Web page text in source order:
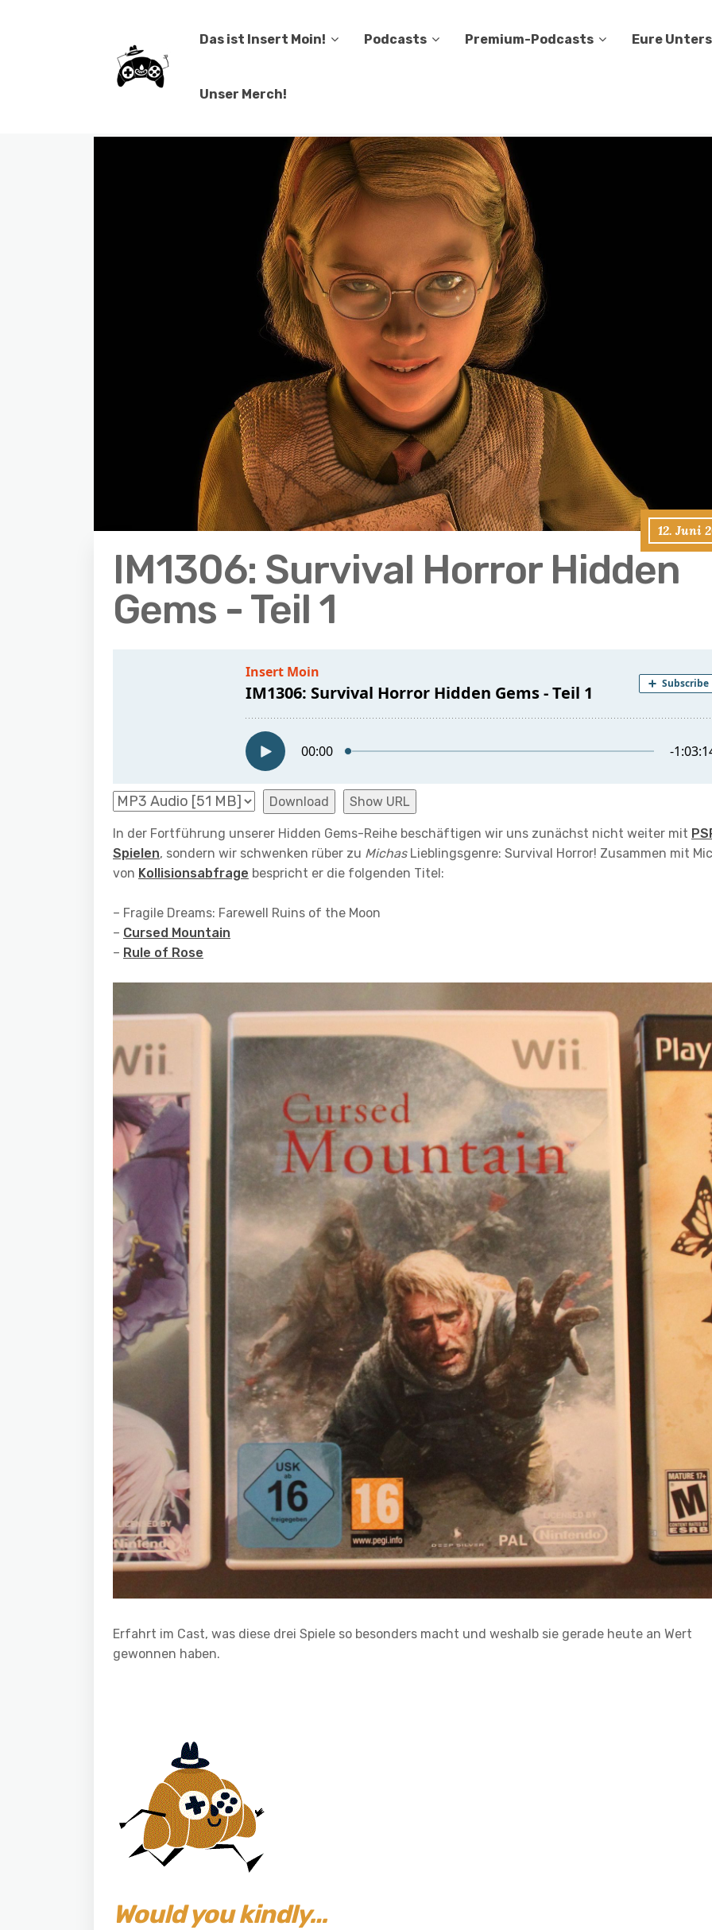
Das ist Insert Moin! Podcasts Premium-Podcasts Eure
Unser Merch!
12. Juni
IM1306: Survival Horror Hidden
Gems - Teil 1
Download Show URL
In der Fortführung unserer Hidden Gems-Reihe beschäftigen wir uns zunächst nicht weiter mit
Spielen, sondern wir schwenken rüber zu MichasLieblingsgenre: Survival Horror! Zusammen mit
von Kollisionsabfrage bespricht er die folgenden Titel:
– Fragile Dreams: Farewell Ruins of the Moon
– Cursed Mountain
– Rule of Rose
Erfahrt im Cast, was diese drei Spiele so besonders macht und weshalb sie gerade heute an Wert
gewonnen haben.
Would you kindly…